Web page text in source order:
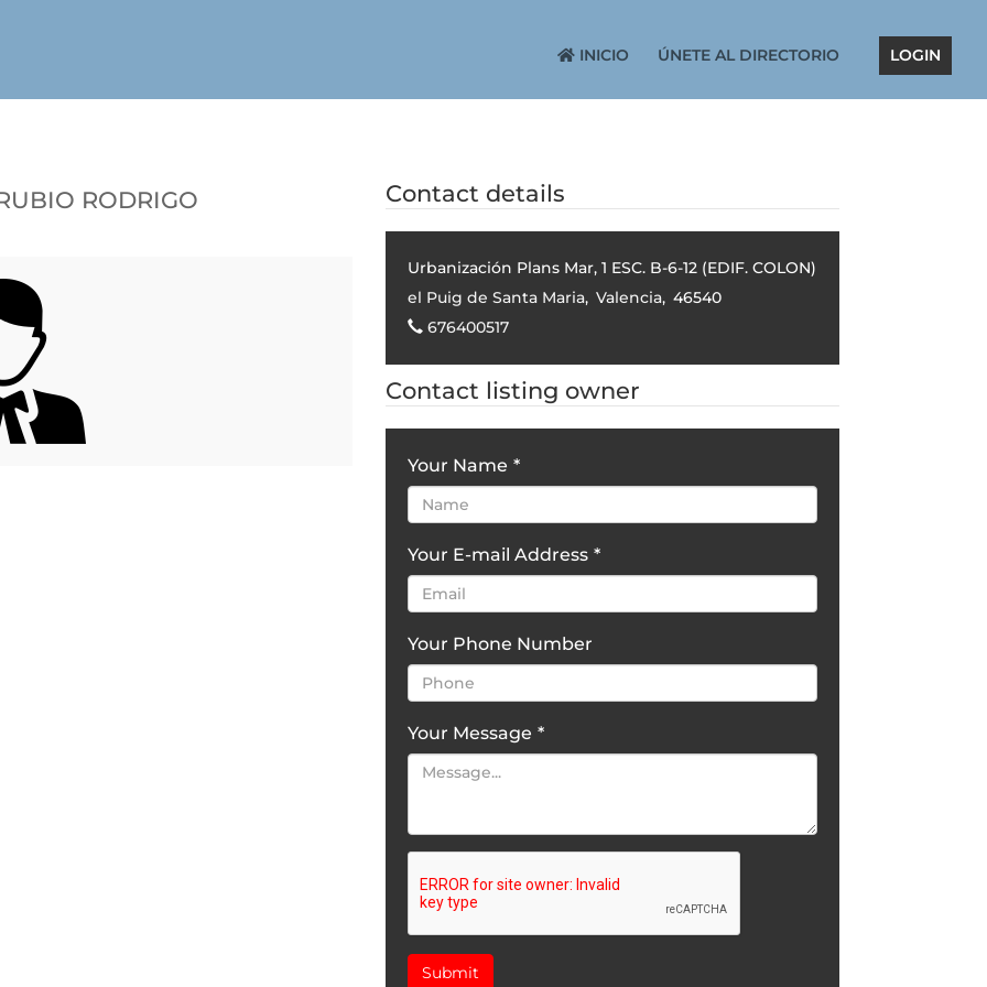
INICIO ÚNETE AL DIRECTORIO LOGIN
Rodrigo Contact details
Urbanización Plans Mar, 1 ESC. B-6-12 (EDIF. COLON)
el Puig de Santa Maria, Valencia, 46540
676400517
Contact listing owner
Your Name *
Your E-mail Address *
Your Phone Number
Your Message *
Submit